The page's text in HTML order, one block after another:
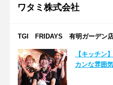
ワタミ株式会社
TGI FRIDAYS 有明ガーデン店
【キッチン
カンな雰囲